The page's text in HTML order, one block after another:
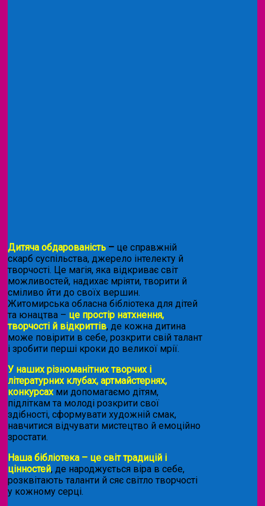
Дитяча обдарованість – це справжній
скарб суспільства, джерело інтелекту й
творчості. Це магія, яка відкриває світ
можливостей, надихає мріяти, творити й
сміливо йти до своїх вершин.
Житомирська обласна бібліотека для дітей
та юнацтва – це простір натхнення,
творчості й відкриттів, де кожна дитина
може повірити в себе, розкрити свій талант
і зробити перші кроки до великої мрії.
У наших різноманітних творчих і
літературних клубах, артмайстернях,
конкурсахми допомагаємо дітям,
підліткам та молоді розкрити свої
здібності, сформувати художній смак,
навчитися відчувати мистецтво й емоційно
зростати.
Наша бібліотека – це світ традицій і
цінностей, де народжується віра в себе,
розквітають таланти й сяє світло творчості
у кожному серці.